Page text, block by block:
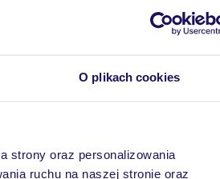
O plikach cookies
strony oraz personalizowania
ruchu na naszej stronie oraz